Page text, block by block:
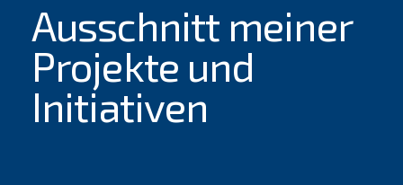
Ausschnitt meiner
Projekte und
Initiativen